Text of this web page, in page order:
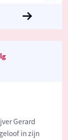
Gerard
in zijn